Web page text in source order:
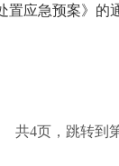
置应急预案》的
共4页，跳转到